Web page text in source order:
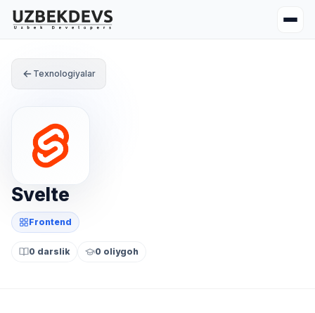
Texnologiyalar
Svelte
Frontend
0 darslik 0 oliygoh